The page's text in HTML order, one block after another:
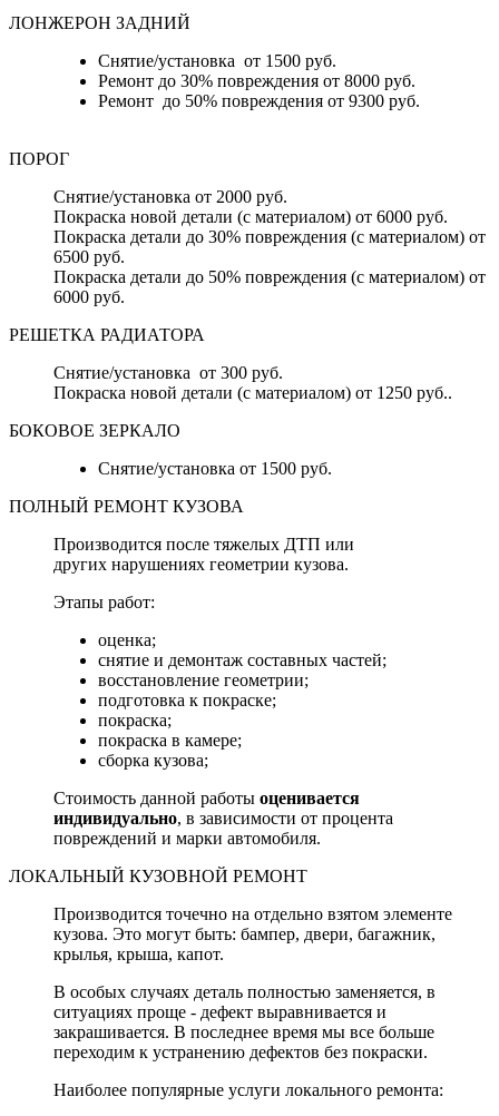
ЛОНЖЕРОН ЗАДНИЙ
Снятие/установка от 1500 руб.
Ремонт до 30% повреждения от 8000 руб.
Ремонт до 50% повреждения от 9300 руб.
ПОРОГ
Снятие/установка от 2000 руб.
Покраска новой детали (с материалом) от 6000 руб.
Покраска детали до 30% повреждения (с материалом) от
6500 руб.
Покраска детали до 50% повреждения (с материалом) от
6000 руб.
РЕШЕТКА РАДИАТОРА
Снятие/установка от 300 руб.
Покраска новой детали (с материалом) от 1250 руб..
БОКОВОЕ ЗЕРКАЛО
Снятие/установка от 1500 руб.
ПОЛНЫЙ РЕМОНТ КУЗОВА
Производится после тяжелых ДТП или
других нарушениях геометрии кузова.
Этапы работ:
оценка;
снятие и демонтаж составных частей;
восстановление геометрии;
подготовка к покраске;
покраска;
покраска в камере;
сборка кузова;
Стоимость данной работы оценивается
индивидуально, в зависимости от процента
повреждений и марки автомобиля.
ЛОКАЛЬНЫЙ КУЗОВНОЙ РЕМОНТ
Производится точечно на отдельно взятом элементе
кузова. Это могут быть: бампер, двери, багажник,
крылья, крыша, капот.
В особых случаях деталь полностью заменяется, в
ситуациях проще - дефект выравнивается и
закрашивается. В последнее время мы все больше
переходим к устранению дефектов без покраски.
Наиболее популярные услуги локального ремонта: